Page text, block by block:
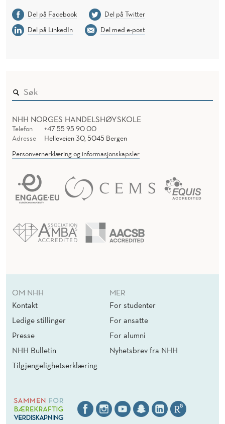
Del på Facebook
Del på Twitter
Del på LinkedIn
Del med e-post
NHH NORGES HANDELSHØYSKOLE
Telefon
+47 55 95 90 00
Adresse
Helleveien 30, 5045 Bergen
Personvernerklæring og informasjonskapsler
OM NHH
Kontakt
Ledige stillinger
Presse
NHH Bulletin
Tilgjengelighetserklæring
MER
For studenter
For ansatte
For alumni
Nyhetsbrev fra NHH